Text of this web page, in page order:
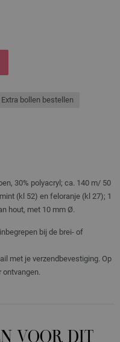
Extra bollen bestellen
30% polyacryl; ca. 140 m/ 50
(kl 52) en feloranje (kl 27); 1
hout, met 10 mm Ø.
bij de brei- of
met je verzendbevestiging. Op
ontvangen.
VOOR DIT